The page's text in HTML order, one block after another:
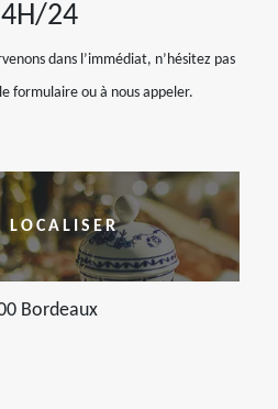
24
dans l’immédiat, n’hésitez pas
formulaire ou à nous appeler.
LOCALISER
Bordeaux